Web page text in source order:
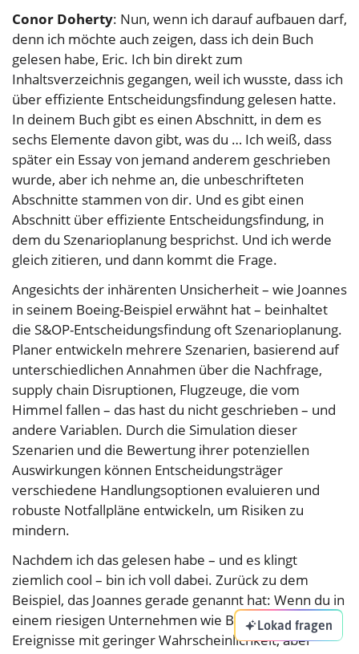
Conor Doherty: Nun, wenn ich darauf aufbauen darf,
denn ich möchte auch zeigen, dass ich dein Buch
gelesen habe, Eric. Ich bin direkt zum
Inhaltsverzeichnis gegangen, weil ich wusste, dass ich
über effiziente Entscheidungsfindung gelesen hatte.
In deinem Buch gibt es einen Abschnitt, in dem es
sechs Elemente davon gibt, was du … Ich weiß, dass
später ein Essay von jemand anderem geschrieben
wurde, aber ich nehme an, die unbeschrifteten
Abschnitte stammen von dir. Und es gibt einen
Abschnitt über effiziente Entscheidungsfindung, in
dem du Szenarioplanung besprichst. Und ich werde
gleich zitieren, und dann kommt die Frage.
Angesichts der inhärenten Unsicherheit – wie Joannes
in seinem Boeing-Beispiel erwähnt hat – beinhaltet
die S&OP-Entscheidungsfindung oft Szenarioplanung.
Planer entwickeln mehrere Szenarien, basierend auf
unterschiedlichen Annahmen über die Nachfrage,
supply chain Disruptionen, Flugzeuge, die vom
Himmel fallen – das hast du nicht geschrieben – und
andere Variablen. Durch die Simulation dieser
Szenarien und die Bewertung ihrer potenziellen
Auswirkungen können Entscheidungsträger
verschiedene Handlungsoptionen evaluieren und
robuste Notfallpläne entwickeln, um Risiken zu
mindern.
Nachdem ich das gelesen habe – und es klingt
ziemlich cool – bin ich voll dabei. Zurück zu dem
Beispiel, das Joannes gerade genannt hat: Wenn du in
einem riesigen Unternehmen wie Boeing bist, gibt es
Ereignisse mit geringer Wahrscheinlichkeit, aber
Lokad fragen